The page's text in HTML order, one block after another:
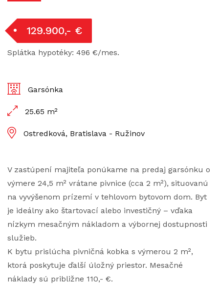
129.900,- €
Splátka hypotéky: 496 €/mes.
Garsónka
25.65 m²
Ostredková, Bratislava - Ružinov
V zastúpení majiteľa ponúkame na predaj garsónku o
výmere 24,5 m² vrátane pivnice (cca 2 m²), situovanú
na vyvýšenom prízemí v tehlovom bytovom dom. Byt
je ideálny ako štartovací alebo investičný – vďaka
nízkym mesačným nákladom a výbornej dostupnosti
služieb.
K bytu prislúcha pivničná kobka s výmerou 2 m²,
ktorá poskytuje ďalší úložný priestor. Mesačné
náklady sú približne 110,- €.